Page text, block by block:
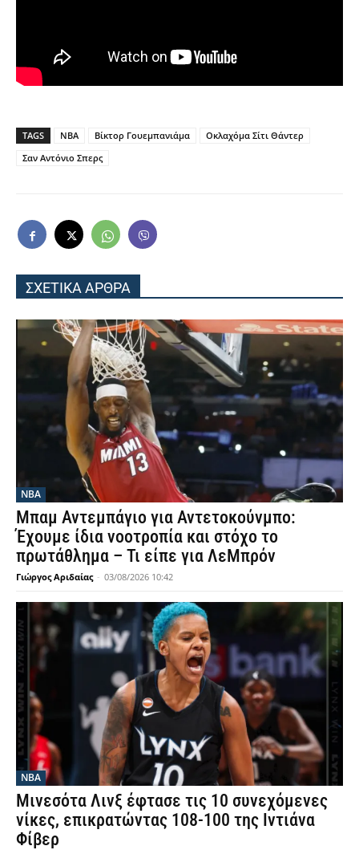
TAGS NBA Βίκτορ Γουεμπανιάμα
Οκλαχόμα Σίτι Θάντερ
Σαν Αντόνιο Σπερς
ΣΧΕΤΙΚΑ ΑΡΘΡΑ
NBA
Μπαμ Αντεμπάγιο για Αντετοκούνμπο:
Έχουμε ίδια νοοτροπία και στόχο το
πρωτάθλημα – Τι είπε για ΛεΜπρόν
Γιώργος Αριδαίας - 03/08/2026 10:42
NBA
Μινεσότα Λινξ έφτασε τις 10 συνεχόμενες
νίκες, επικρατώντας 108-100 της Ιντιάνα
Φίβερ